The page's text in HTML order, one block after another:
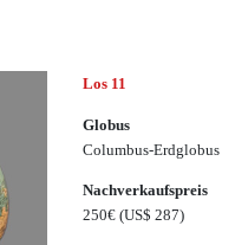
Los 11
Globus
Columbus-Erdglobus
Nachverkaufspreis
250€(US$ 287)